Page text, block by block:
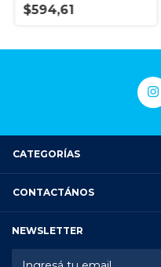
$594,61
CATEGORÍAS
CONTACTÁNOS
NEWSLETTER